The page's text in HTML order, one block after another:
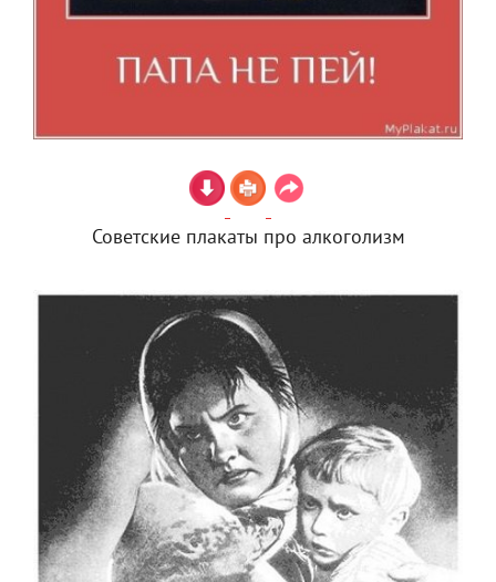
Советские плакаты про алкоголизм